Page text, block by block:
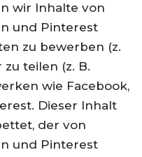
wir Inhalte von
und Pinterest
zu bewerben (z.
zu teilen (z. B.
wie Facebook,
Dieser Inhalt
der von
und Pinterest